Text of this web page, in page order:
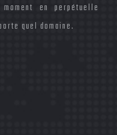
en perpétuelle
quel domaine.